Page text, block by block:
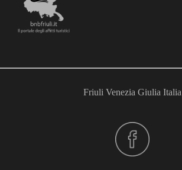
Friuli Venezia Giulia Italia